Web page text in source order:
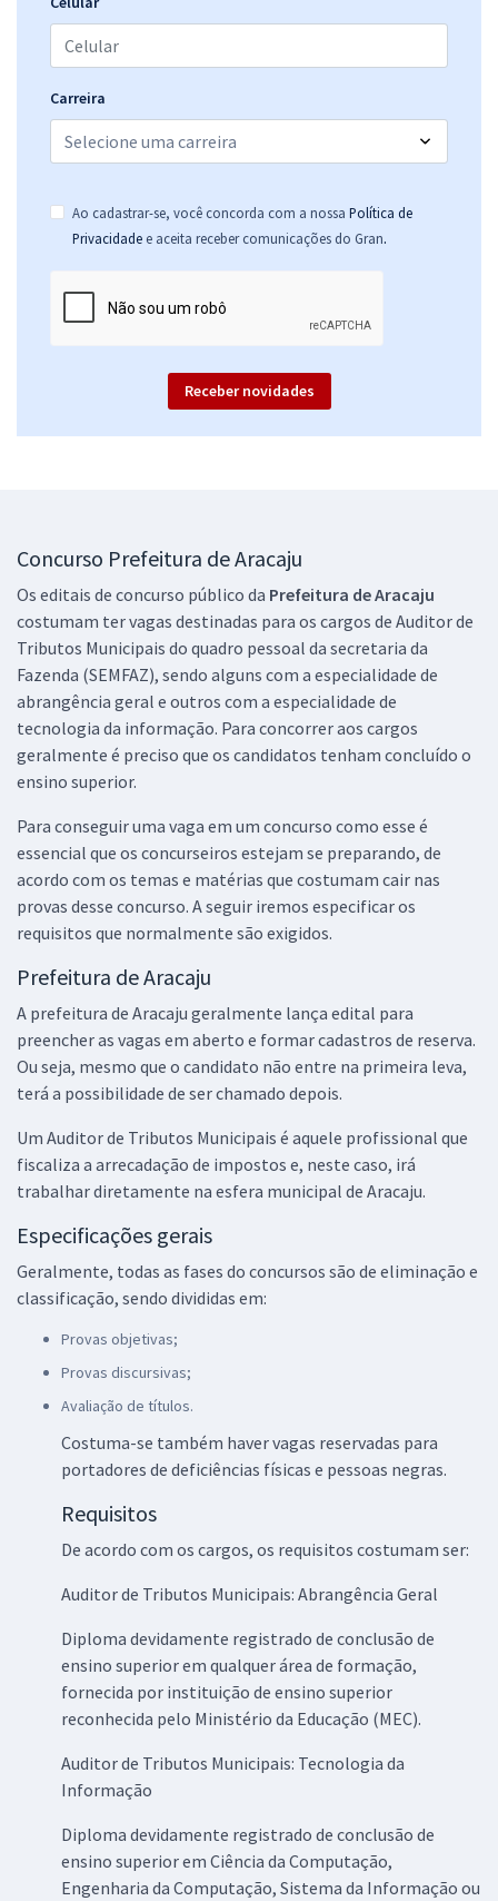
Carreira
Ao cadastrar-se, você concorda com a nossa Política de
Privacidade e aceita receber comunicações do Gran.
Receber novidades
Concurso Prefeitura de Aracaju
Os editais de concurso público da Prefeitura de Aracaju
costumam ter vagas destinadas para os cargos de Auditor de
Tributos Municipais do quadro pessoal da secretaria da
Fazenda (SEMFAZ), sendo alguns com a especialidade de
abrangência geral e outros com a especialidade de
tecnologia da informação. Para concorrer aos cargos
geralmente é preciso que os candidatos tenham concluído o
ensino superior.
Para conseguir uma vaga em um concurso como esse é
essencial que os concurseiros estejam se preparando, de
acordo com os temas e matérias que costumam cair nas
provas desse concurso. A seguir iremos especificar os
requisitos que normalmente são exigidos.
Prefeitura de Aracaju
A prefeitura de Aracaju geralmente lança edital para
preencher as vagas em aberto e formar cadastros de reserva.
Ou seja, mesmo que o candidato não entre na primeira leva,
terá a possibilidade de ser chamado depois.
Um Auditor de Tributos Municipais é aquele profissional que
fiscaliza a arrecadação de impostos e, neste caso, irá
trabalhar diretamente na esfera municipal de Aracaju.
Especificações gerais
Geralmente, todas as fases do concursos são de eliminação e
classificação, sendo divididas em:
Provas objetivas;
Provas discursivas;
Avaliação de títulos.
Costuma-se também haver vagas reservadas para
portadores de deficiências físicas e pessoas negras.
Requisitos
De acordo com os cargos, os requisitos costumam ser:
Auditor de Tributos Municipais: Abrangência Geral
Diploma devidamente registrado de conclusão de
ensino superior em qualquer área de formação,
fornecida por instituição de ensino superior
reconhecida pelo Ministério da Educação (MEC).
Auditor de Tributos Municipais: Tecnologia da
Informação
Diploma devidamente registrado de conclusão de
ensino superior em Ciência da Computação,
Engenharia da Computação, Sistema da Informação ou